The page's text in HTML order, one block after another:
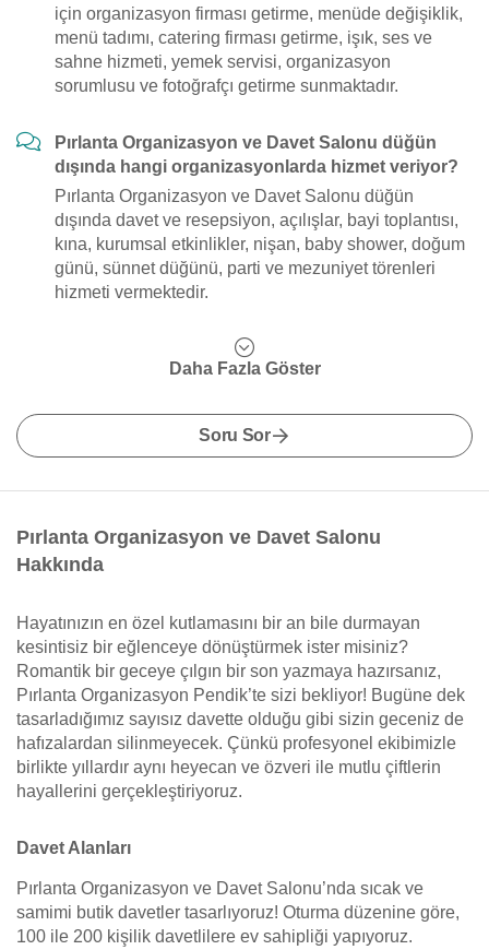
için organizasyon firması getirme, menüde değişiklik,
menü tadımı, catering firması getirme, işık, ses ve
sahne hizmeti, yemek servisi, organizasyon
sorumlusu ve fotoğrafçı getirme sunmaktadır.
Pırlanta Organizasyon ve Davet Salonu düğün
dışında hangi organizasyonlarda hizmet veriyor?
Pırlanta Organizasyon ve Davet Salonu düğün
dışında davet ve resepsiyon, açılışlar, bayi toplantısı,
kına, kurumsal etkinlikler, nişan, baby shower, doğum
günü, sünnet düğünü, parti ve mezuniyet törenleri
hizmeti vermektedir.
Daha Fazla Göster
Soru Sor
Pırlanta Organizasyon ve Davet Salonu
Hakkında
Hayatınızın en özel kutlamasını bir an bile durmayan
kesintisiz bir eğlenceye dönüştürmek ister misiniz?
Romantik bir geceye çılgın bir son yazmaya hazırsanız,
Pırlanta Organizasyon Pendik’te sizi bekliyor! Bugüne dek
tasarladığımız sayısız davette olduğu gibi sizin geceniz de
hafızalardan silinmeyecek. Çünkü profesyonel ekibimizle
birlikte yıllardır aynı heyecan ve özveri ile mutlu çiftlerin
hayallerini gerçekleştiriyoruz.
Davet Alanları
Pırlanta Organizasyon ve Davet Salonu’nda sıcak ve
samimi butik davetler tasarlıyoruz! Oturma düzenine göre,
100 ile 200 kişilik davetlilere ev sahipliği yapıyoruz.